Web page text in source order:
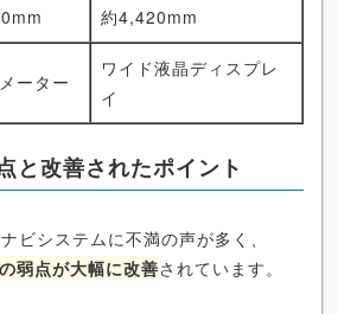
約4,420mm
ーター
ワイド液晶ディスプレ
イ
と改善されたポイント
ビシステムに不満の声が多く、
弱点が大幅に改善されています。